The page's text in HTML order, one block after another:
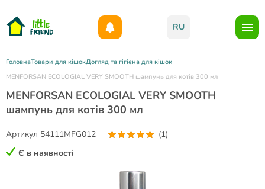
RU
ГоловнаТовари для кішокДогляд та гігієна для кішок
MENFORSAN ECOLOGIAL VERY SMOOTH шампунь для котів 300 мл
MENFORSAN ECOLOGIAL VERY SMOOTH
шампунь для котів 300 мл
Артикул 54111MFG012
(1)
Є в наявності